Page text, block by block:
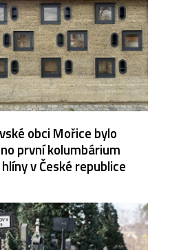
obci Mořice bylo
první kolumbárium
v České republice